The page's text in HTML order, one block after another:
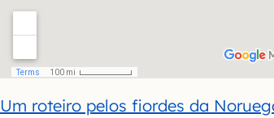
Um roteiro pelos fiordes da